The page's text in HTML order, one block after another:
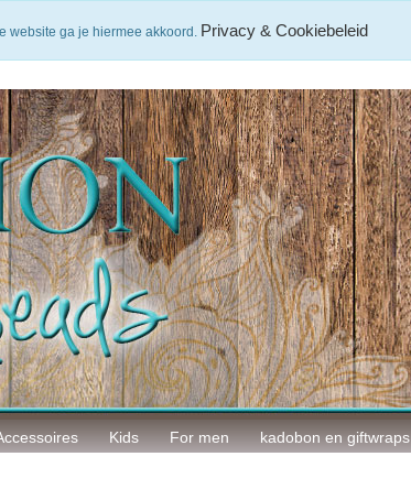
Kids For men kadobon en giftwraps
website ga je hiermee akkoord. Privacy & Cookiebeleid